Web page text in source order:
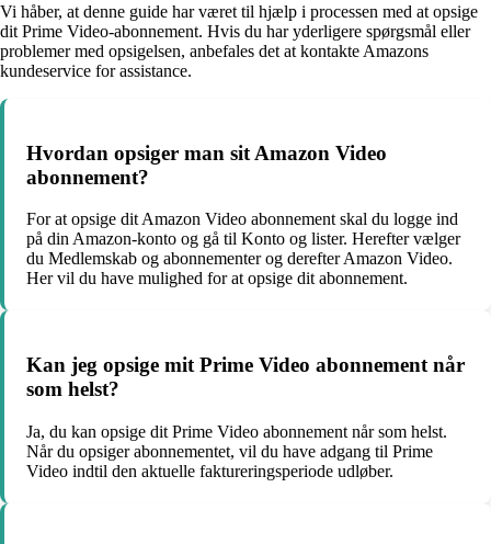
Vi håber, at denne guide har været til hjælp i processen med at opsige
dit Prime Video-abonnement. Hvis du har yderligere spørgsmål eller
problemer med opsigelsen, anbefales det at kontakte Amazons
kundeservice for assistance.
Hvordan opsiger man sit Amazon Video
abonnement?
For at opsige dit Amazon Video abonnement skal du logge ind
på din Amazon-konto og gå til Konto og lister. Herefter vælger
du Medlemskab og abonnementer og derefter Amazon Video.
Her vil du have mulighed for at opsige dit abonnement.
Kan jeg opsige mit Prime Video abonnement når
som helst?
Ja, du kan opsige dit Prime Video abonnement når som helst.
Når du opsiger abonnementet, vil du have adgang til Prime
Video indtil den aktuelle faktureringsperiode udløber.